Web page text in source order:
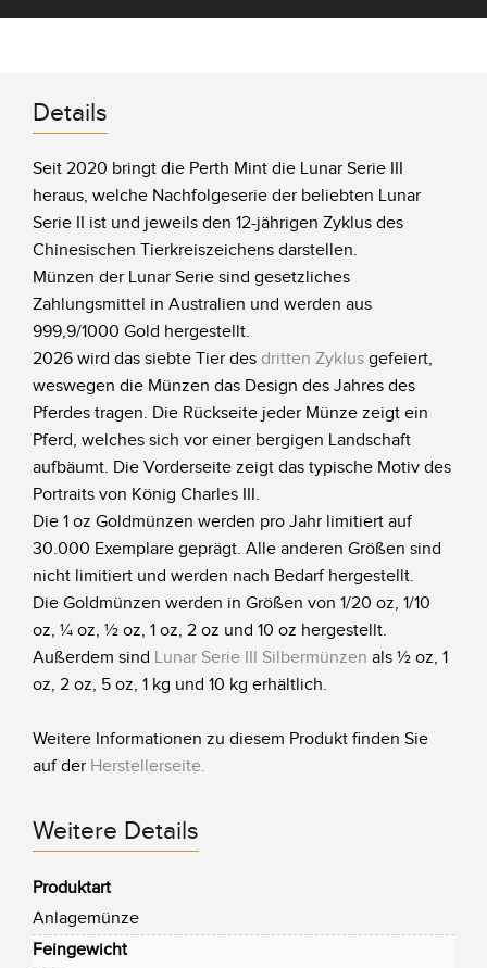
Details
Seit 2020 bringt die Perth Mint die Lunar Serie III
heraus, welche Nachfolgeserie der beliebten Lunar
Serie II ist und jeweils den 12-jährigen Zyklus des
Chinesischen Tierkreiszeichens darstellen.
Münzen der Lunar Serie sind gesetzliches
Zahlungsmittel in Australien und werden aus
999,9/1000 Gold hergestellt.
2026 wird das siebte Tier des dritten Zyklus gefeiert,
weswegen die Münzen das Design des Jahres des
Pferdes tragen. Die Rückseite jeder Münze zeigt ein
Pferd, welches sich vor einer bergigen Landschaft
aufbäumt. Die Vorderseite zeigt das typische Motiv des
Portraits von König Charles III.
Die 1 oz Goldmünzen werden pro Jahr limitiert auf
30.000 Exemplare geprägt. Alle anderen Größen sind
nicht limitiert und werden nach Bedarf hergestellt.
Die Goldmünzen werden in Größen von 1/20 oz, 1/10
oz, ¼ oz, ½ oz, 1 oz, 2 oz und 10 oz hergestellt.
Außerdem sind Lunar Serie III Silbermünzen als ½ oz, 1
oz, 2 oz, 5 oz, 1 kg und 10 kg erhältlich.
Weitere Informationen zu diesem Produkt finden Sie
auf der Herstellerseite.
Weitere Details
Produktart
Anlagemünze
Feingewicht